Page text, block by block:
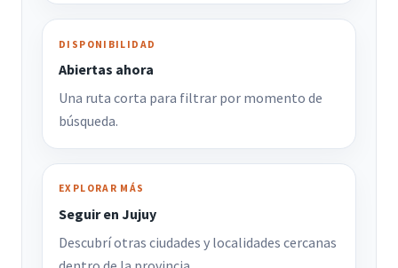
DISPONIBILIDAD
Abiertas ahora
Una ruta corta para filtrar por momento de
búsqueda.
EXPLORAR MÁS
Seguir en Jujuy
Descubrí otras ciudades y localidades cercanas